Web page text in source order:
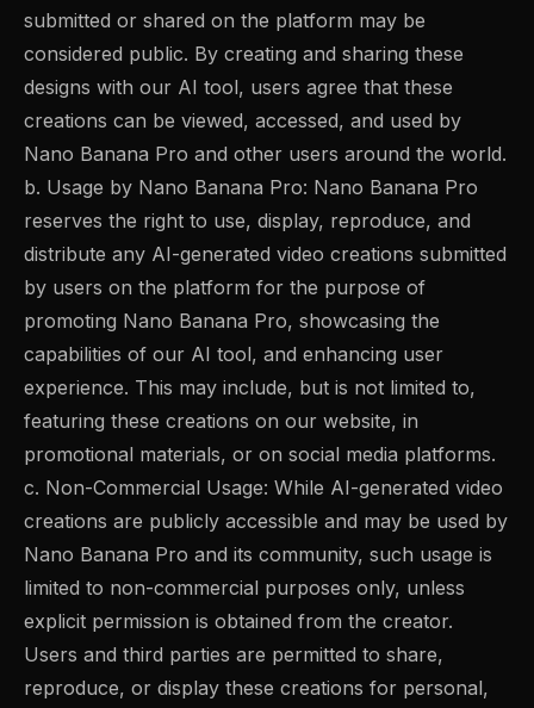
submitted or shared on the platform may be
considered public. By creating and sharing these
designs with our AI tool, users agree that these
creations can be viewed, accessed, and used by
Nano Banana Pro and other users around the world.
b. Usage by Nano Banana Pro: Nano Banana Pro
reserves the right to use, display, reproduce, and
distribute any AI-generated video creations submitted
by users on the platform for the purpose of
promoting Nano Banana Pro, showcasing the
capabilities of our AI tool, and enhancing user
experience. This may include, but is not limited to,
featuring these creations on our website, in
promotional materials, or on social media platforms.
c. Non-Commercial Usage: While AI-generated video
creations are publicly accessible and may be used by
Nano Banana Pro and its community, such usage is
limited to non-commercial purposes only, unless
explicit permission is obtained from the creator.
Users and third parties are permitted to share,
reproduce, or display these creations for personal,